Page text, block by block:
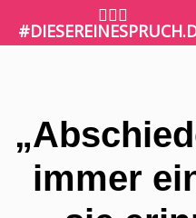
🤷🏼‍♀️
immer